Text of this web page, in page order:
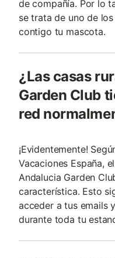
de compañía. Por lo
se trata de uno de
contigo tu mascota.
¿Las casas
Garden Club
red
¡Evidentemente!
Vacaciones España,
Andalucia Garden
característica. Esto
acceder a tus emails
durante toda tu